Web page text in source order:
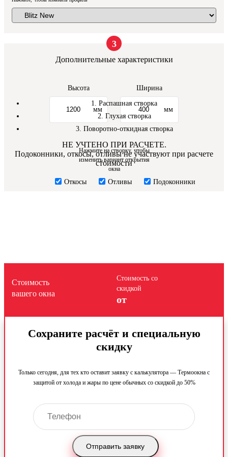
3
Дополнительные характеристики
Высота
мм
Ширина
мм
Нажмите на створку, чтобы
изменить вариант открытия
окна
1. Распашная створка
2. Глухая створка
3. Поворотно-откидная створка
НЕ УЧТЕНО ПРИ РАСЧЕТЕ.
Подоконники, откосы, отливы не участвуют при расчете
стоимости
Откосы Отливы Подоконники
Стоимость
вашего окна
Стоимость со
скидкой
от
Сохраните расчёт и специальную
скидку
Только сегодня, для тех кто оставит заявку с калькулятора — Термоокна с
защитой от холода и жары по цене обычных со скидкой до 50%
Отправить заявку